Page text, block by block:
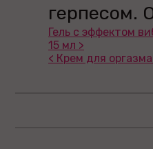
герпесом.
Гель с эффектом
15 мл >
< Крем для